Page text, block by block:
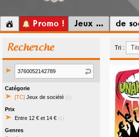
Promo ! Jeux ... de
Recherche
Catégorie
[TC] Jeux de société (1)
Prix
Entre 12 € et 14 € (1)
Genres
Tri :